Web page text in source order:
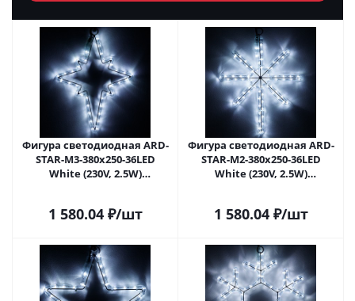
Фигура cветодиодная ARD-
STAR-M3-380x250-36LED
White (230V, 2.5W)
1 580.04₽/шт
Фигура cветодиодная ARD-
STAR-M2-380x250-36LED
White (230V, 2.5W)
1 580.04₽/шт